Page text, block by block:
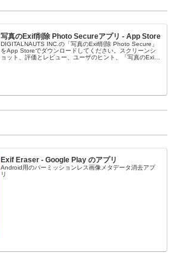
写真のExif削除 Photo Secureアプリ - App Store
DIGITALNAUTS INC.の「写真のExif削除 Photo Secure」
をApp Storeでダウンロードしてください。スクリーンシ
ョット、評価とレビュー、ユーザのヒント、「写真のExif
Exif Eraser - Google Play のアプリ
Android用のパーミッションレス画像メタデータ消去アプ
リ